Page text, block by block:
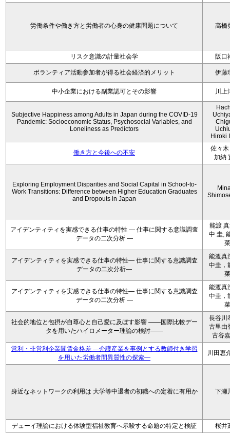
労働条件や働き方と労働者の心身の健康問題について 高橋
リスク意識の計量社会学 阪口
ボランティア活動参加者が得る社会経済的メリット 伊藤
中小企業における副業認可とその影響 川上
Subjective Happiness among Adults in Japan during the COVID-19
Pandemic: Socioeconomic Status, Psychosocial Variables, and
Loneliness as Predictors
Hiroki
働き方と今後への不安
佐々木
加納
Exploring Employment Disparities and Social Capital in School-to-
Work Transitions: Difference between Higher Education Graduates
and Dropouts in Japan
アイデンティティを実感できる仕事の特性 ― 仕事に関する意識調査
データの二次分析 ―
能渡
中 圭,
菜
アイデンティティを実感できる仕事の特性― 仕事に関する意識調査
データの二次分析―
能渡真
中圭，
菜
アイデンティティを実感できる仕事の特性― 仕事に関する意識調査
データの二次分析 ―
能渡真
中圭，
菜
社会的地位と包摂が自尊心と自己愛に及ぼす影響 ――国際比較デー
タを用いたハイロメーター理論の検討――
長谷川
古里由
古谷
営利・非営利企業間賃金格差 ―介護産業を事例とする教師付き学習
を用いた労働者間異質性の探索―
川田恵
身近なネットワークの利用は 大学等中退者の初職への定着に有用か 下瀬
デューイ理論における体験型福祉教育へ示唆する命題の特定と検証
桜井